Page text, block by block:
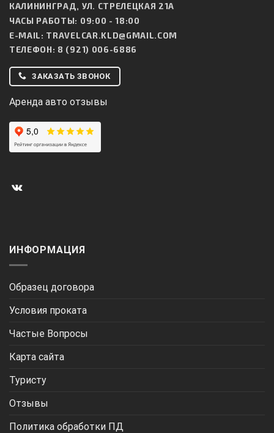
КАЛИНИНГРАД, УЛ. СТРЕЛЕЦКАЯ 21А
ЧАСЫ РАБОТЫ: 09:00 - 18:00
E-MAIL: TRAVELCAR.KLD@GMAIL.COM
ТЕЛЕФОН: 8 (921) 006-6886
ЗАКАЗАТЬ ЗВОНОК
Аренда авто отзывы
ИНФОРМАЦИЯ
Образец договора
Условия проката
Частые Вопросы
Карта сайта
Туристу
Отзывы
Политика обработки ПД